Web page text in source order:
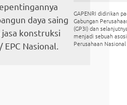
GAPENRI didirikan
Gabungan
(GP3I) dan
menjadi sebuah
Perusahaan
daya saing
jasa konstruksi
Nasional.